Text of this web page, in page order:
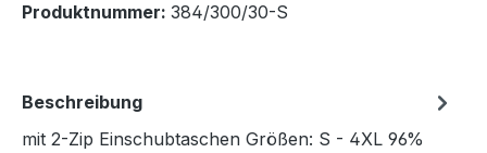
Produktnummer: 384/300/30-S
Beschreibung
mit 2-Zip Einschubtaschen Größen: S - 4XL 96%